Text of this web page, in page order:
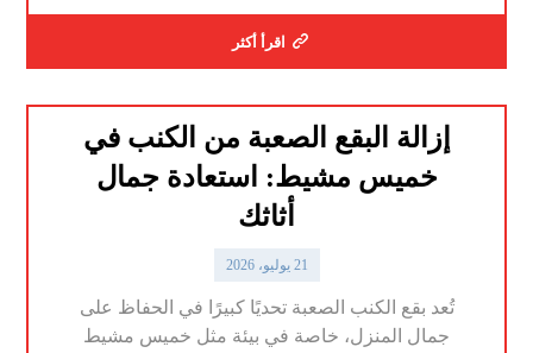
اقرأ أكثر
إزالة البقع الصعبة من الكنب في
خميس مشيط: استعادة جمال
أثاثك
21 يوليو، 2026
تُعد بقع الكنب الصعبة تحديًا كبيرًا في الحفاظ على
جمال المنزل، خاصة في بيئة مثل خميس مشيط